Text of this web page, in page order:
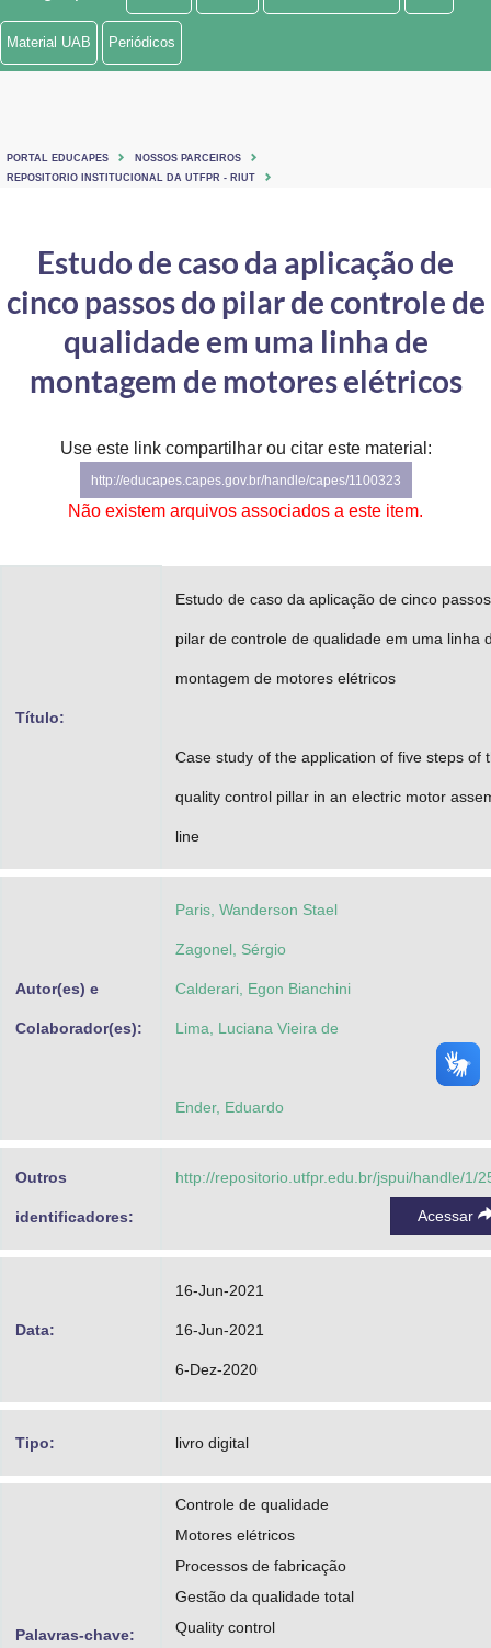
Ministério de Minas e Energia
Ministério do Turismo
Controladoria-Geral da União
Ministério da Mulher, da Família e dos Direitos Humanos
Gabinete de Segurança Institucional
Advocacia-Geral da União
Material UAB Periódicos
PORTAL EDUCAPES
NOSSOS PARCEIROS
REPOSITORIO INSTITUCIONAL DA UTFPR - RIUT
Estudo de caso da aplicação de
cinco passos do pilar de controle de
qualidade em uma linha de
montagem de motores elétricos
Use este link compartilhar ou citar este material:
http://educapes.capes.gov.br/handle/capes/1100323
Não existem arquivos associados a este item.
Título:
Estudo de caso da aplicação de cinco
pilar de controle de qualidade em uma linha
montagem de motores elétricos
Case study of the application of five steps of
quality control pillar in an electric motor
line
Autor(es) e
Colaborador(es):
Paris, Wanderson Stael
Zagonel, Sérgio
Calderari, Egon Bianchini
Lima, Luciana Vieira de
Ender, Eduardo
Outros
identificadores:
http://repositorio.utfpr.edu.br/jspui/handle/1/
Acessar
Data:
16-Jun-2021
16-Jun-2021
6-Dez-2020
Tipo: livro digital
Palavras-chave:
Controle de qualidade
Motores elétricos
Processos de fabricação
Gestão da qualidade total
Quality control